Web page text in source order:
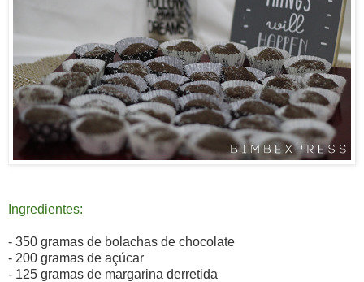
Ingredientes:
- 350 gramas de bolachas de chocolate
- 200 gramas de açúcar
- 125 gramas de margarina derretida